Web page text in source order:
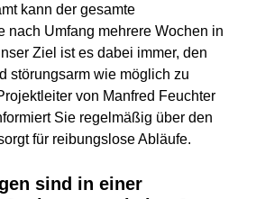
kann der gesamte
nach Umfang mehrere Wochen in
Ziel ist es dabei immer, den
störungsarm wie möglich zu
von Manfred Feuchter
Sie regelmäßig über den
für reibungslose Abläufe.
sind in einer